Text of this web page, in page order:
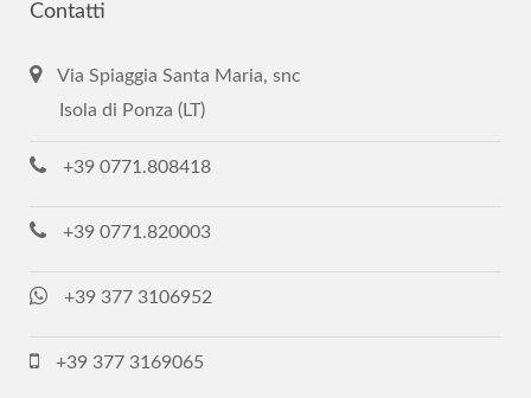
Contatti
Via Spiaggia Santa Maria, snc
Isola di Ponza (LT)
+39 0771.808418
+39 0771.820003
+39 377 3106952
+39 377 3169065